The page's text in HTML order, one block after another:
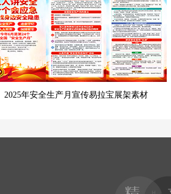
2025年安全生产月宣传易拉宝展架素材